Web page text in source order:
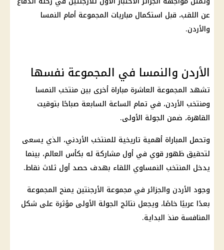
عن اللقب، قبل استكمال مباريات المجموعة أمام النمسا
والأردن.
الأردن والنمسا في المجموعة نفسها
تشهد المجموعة العاشرة مباراة أخرى بين منتخب النمسا
ومنتخب الأردن، في تمام الساعة السابعة صباحًا بتوقيت
القاهرة، ضمن الجولة الأولى.
وتحمل المباراة أهمية تاريخية للمنتخب الأردني، الذي يسعى
لتحقيق ظهور قوي في أول مشاركة له بكأس العالم، بينما
يدخل المنتخب النمساوي اللقاء بهدف حصد أول ثلاث نقاط.
وجود الأردن والجزائر في مجموعة الأرجنتين يمنح المجموعة
بعدًا عربيًا خاصًا، ويجعل نتائج الجولة الأولى مؤثرة على شكل
المنافسة منذ البداية.